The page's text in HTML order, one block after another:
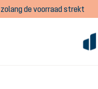
de voorraad strekt